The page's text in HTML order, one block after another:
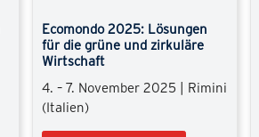
Ecomondo 2025: Lösungen
für die grüne und zirkuläre
Wirtschaft
4. – 7. November 2025 | Rimini
(Italien)